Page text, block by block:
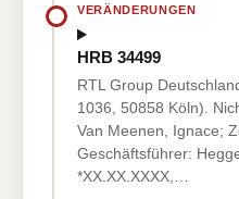
VERÄNDERUNGEN
HRB 34499
RTL Group
1036, 50858 Köln).
Van Meenen, Ignace;
Geschäftsführer:
*XX.XX.XXXX,…